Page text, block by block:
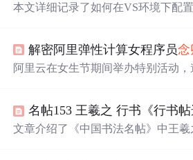
本文详细记录了如何在VS环境下配
配置参考。
解密阿里弹性计算女程序员念
阿里云在女生节期间举办特别活动
异构计算入门、企业级存储市场分析
像识别技术揭秘、ECS运维技巧、镜
名帖153 王羲之 行书《行书帖
文章介绍了《中国书法名帖》中王